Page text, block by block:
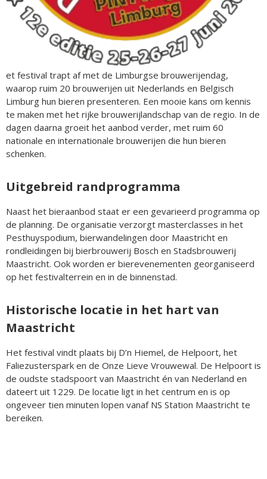
et festival trapt af met de Limburgse brouwerijendag,
waarop ruim 20 brouwerijen uit Nederlands en Belgisch
Limburg hun bieren presenteren. Een mooie kans om kennis
te maken met het rijke brouwerijlandschap van de regio. In de
dagen daarna groeit het aanbod verder, met ruim 60
nationale en internationale brouwerijen die hun bieren
schenken.
Uitgebreid randprogramma
Naast het bieraanbod staat er een gevarieerd programma op
de planning. De organisatie verzorgt masterclasses in het
Pesthuyspodium, bierwandelingen door Maastricht en
rondleidingen bij bierbrouwerij Bosch en Stadsbrouwerij
Maastricht. Ook worden er bierevenementen georganiseerd
op het festivalterrein en in de binnenstad.
Historische locatie in het hart van
Maastricht
Het festival vindt plaats bij D’n Hiemel, de Helpoort, het
Faliezusterspark en de Onze Lieve Vrouwewal. De Helpoort is
de oudste stadspoort van Maastricht én van Nederland en
dateert uit 1229. De locatie ligt in het centrum en is op
ongeveer tien minuten lopen vanaf NS Station Maastricht te
bereiken.